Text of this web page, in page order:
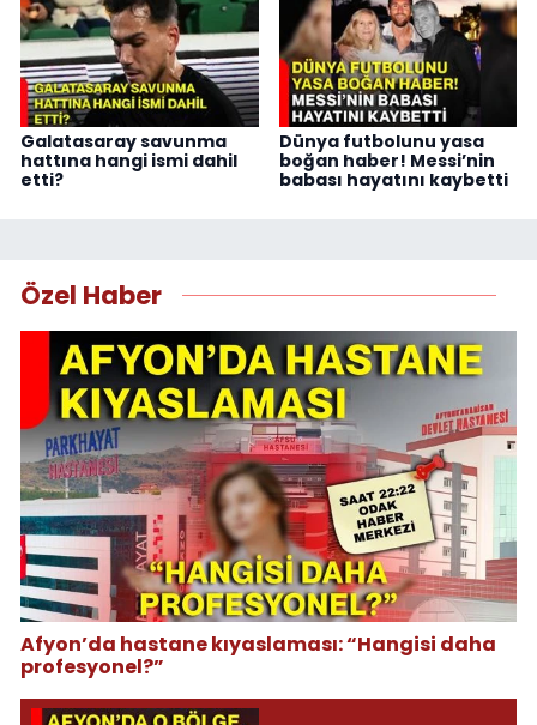
Galatasaray savunma
hattına hangi ismi dahil
etti?
Dünya futbolunu yasa
boğan haber! Messi’nin
babası hayatını kaybetti
Özel Haber
Afyon’da hastane kıyaslaması: “Hangisi daha
profesyonel?”